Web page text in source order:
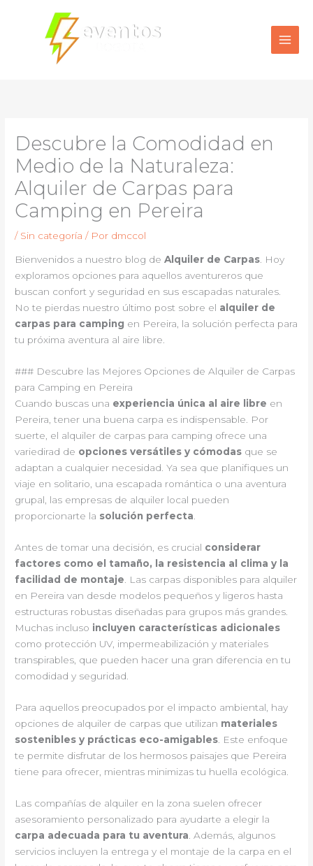
contenido
Descubre la Comodidad en
Medio de la Naturaleza:
Alquiler de Carpas para
Camping en Pereira
/ Sin categoría / Por dmccol
Bienvenidos a nuestro blog deAlquiler de Carpas. Hoy
exploramos opciones para aquellos aventureros que
buscan confort y seguridad en sus escapadas naturales.
No te pierdas nuestro último post sobre el alquiler de
carpas para camping en Pereira, la solución perfecta para
tu próxima aventura al aire libre.
### Descubre las Mejores Opciones de Alquiler de Carpas
para Camping en Pereira
Cuando buscas una experiencia única al aire libre en
Pereira, tener una buena carpa es indispensable. Por
suerte, el alquiler de carpas para camping ofrece una
variedirad de opciones versátiles y cómodas que se
adaptan a cualquier necesidad. Ya sea que planifiques un
viaje en solitario, una escapada romántica o una aventura
grupal, las empresas de alquiler local pueden
proporcionarte la solución perfecta
Antes de tomar una decisión, es crucial considerar
factores como el tamaño, la resistencia al clima y la
facilidad de montaje . Las carpas disponibles para alquiler
en Pereira van desde modelos pequeños y ligeros hasta
estructuras robustas diseñadas para grupos más grandes.
Muchas incluso incluyen características adicionales
como protección UV, impermeabilización y materiales
transpirables, que pueden hacer una gran diferencia en tu
comodidad y seguridad.
Para aquellos preocupados por el impacto ambiental, hay
opciones de alquiler de carpas que utilizan materiales
sostenibles y prácticas eco-amigables . Este enfoque
te permite disfrutar de los hermosos paisajes que Pereira
tiene para ofrecer, mientras minimizas tu huella ecológica.
Las compañías de alquiler en la zona suelen ofrecer
asesoramiento personalizado para ayudarte a elegir la
carpa adecuada para tu aventura . Además, algunos
servicios incluyen la entrega y el montaje de la carpa en el